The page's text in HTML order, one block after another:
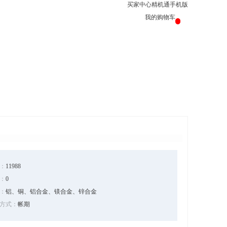
买家中心精机通手机版
我的购物车
11988
0
铝、铜、铝合金、镁合金、锌合金
式： 帐期